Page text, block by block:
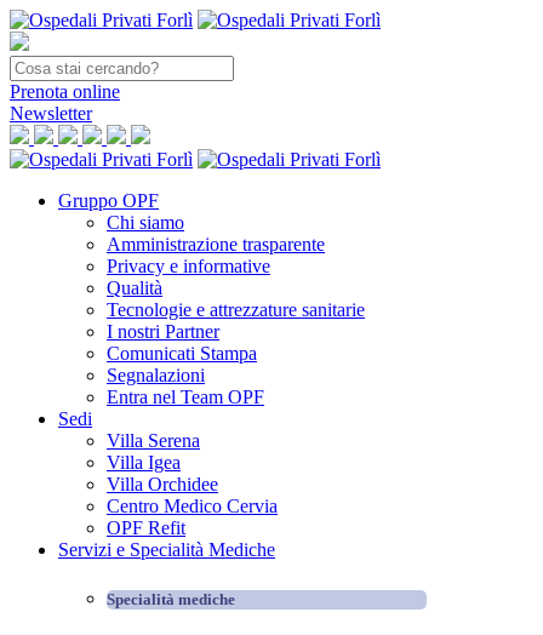
Prenota online
Newsletter
Gruppo OPF
Chi siamo
Amministrazione trasparente
Privacy e informative
Qualità
Tecnologie e attrezzature sanitarie
I nostri Partner
Comunicati Stampa
Segnalazioni
Entra nel Team OPF
Sedi
Villa Serena
Villa Igea
Villa Orchidee
Centro Medico Cervia
OPF Refit
Servizi e Specialità Mediche
Specialità mediche